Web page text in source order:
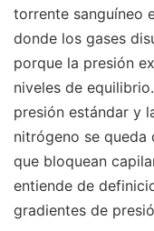
torrente sanguíneo
donde los gases
porque la presión
niveles de
presión estándar y
nitrógeno se queda
que bloquean
entiende de
gradientes de